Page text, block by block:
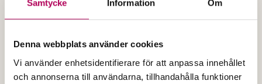
Samtycke Information Om
Denna webbplats använder cookies
Vi använder enhetsidentifierare för att anpassa innehållet
och annonserna till användarna, tillhandahålla funktioner
kunna ansöka om garantin.